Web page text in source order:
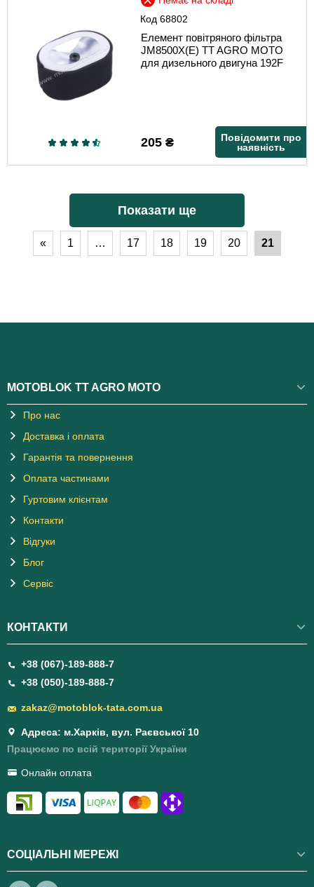
Код68802
Елемент повітряного фільтра
JM8500X(E) TT AGRO MOTO
для дизельного двигуна 192F
205₴
Повідомити про
наявність
Показати ще
« 1 … 17 18 19 20 21
MOTOBLOK TT AGRO MOTO
Про нас
Доставка і оплата
Гарантія та повернення
Оплата частинами
Гуртовим клієнтам
Контакти
Відгуки
Блог
Сервіс
КОНТАКТИ
+38 (067)-189-888-7
+38 (050)-189-888-7
zakaz@motoblok-tata.com.ua
Адреса: м.Харків, вул. Раєвської 10
Працюємо по всій території України
Онлайн оплата
СОЦІАЛЬНІ МЕРЕЖІ